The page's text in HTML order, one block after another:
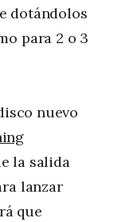
dotándolos
para 2 o 3
nuevo
la salida
lanzar
que